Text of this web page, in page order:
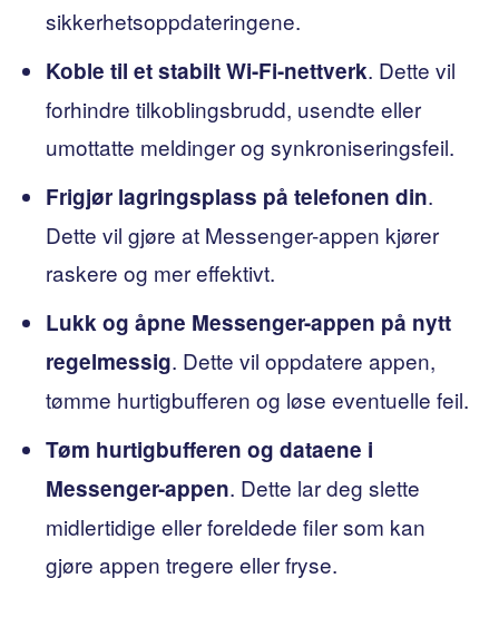
sikkerhetsoppdateringene.
Koble til et stabilt Wi-Fi-nettverk. Dette vil
forhindre tilkoblingsbrudd, usendte eller
umottatte meldinger og synkroniseringsfeil.
Frigjør lagringsplass på telefonen din.
Dette vil gjøre at Messenger-appen kjører
raskere og mer effektivt.
Lukk og åpne Messenger-appen på nytt
regelmessig. Dette vil oppdatere appen,
tømme hurtigbufferen og løse eventuelle feil.
Tøm hurtigbufferen og dataene i
Messenger-appen. Dette lar deg slette
midlertidige eller foreldede filer som kan
gjøre appen tregere eller fryse.